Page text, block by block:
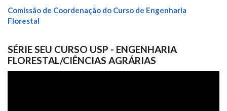
Comissão de Coordenação do Curso de Engenharia
Florestal
SÉRIE SEU CURSO USP - ENGENHARIA
FLORESTAL/CIÊNCIAS AGRÁRIAS